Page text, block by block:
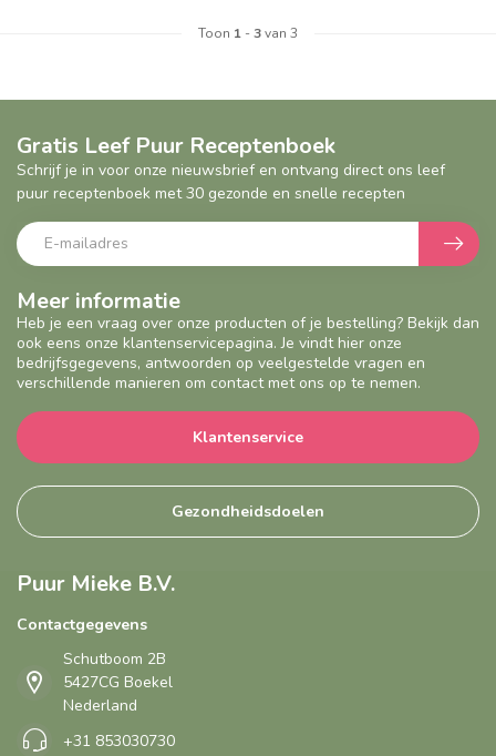
Toon 1 -3van 3
Meer informatie
Heb je een vraag over onze producten of je bestelling? Bekijk dan
ook eens onze klantenservicepagina. Je vindt hier onze
bedrijfsgegevens, antwoorden op veelgestelde vragen en
verschillende manieren om contact met ons op te nemen.
Klantenservice
Gezondheidsdoelen
Gratis Leef Puur Receptenboek
Schrijf je in voor onze nieuwsbrief en ontvang direct ons leef
puur receptenboek met 30 gezonde en snelle recepten
Puur Mieke B.V.
Contactgegevens
Schutboom 2B
5427CG Boekel
Nederland
+31 853030730